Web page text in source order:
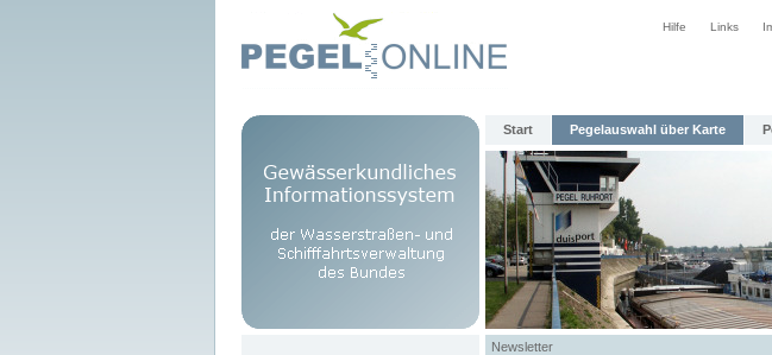
Hilfe Links
Start Pegelauswahl über Karte
Newsletter